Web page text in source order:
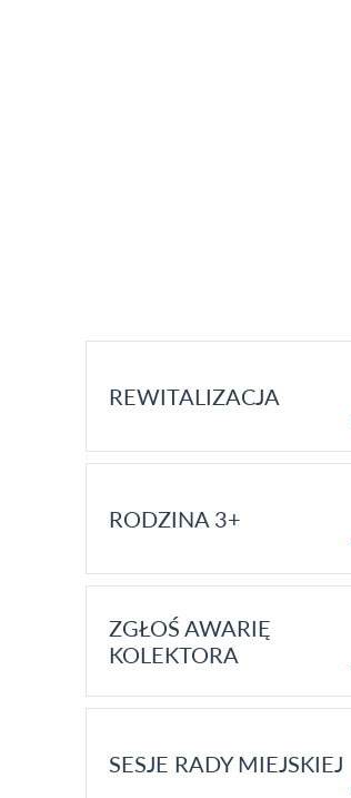
REWITALIZACJA
RODZINA 3+
ZGŁOŚ AWARIĘ
KOLEKTORA
SESJE RADY MIEJSKIEJ